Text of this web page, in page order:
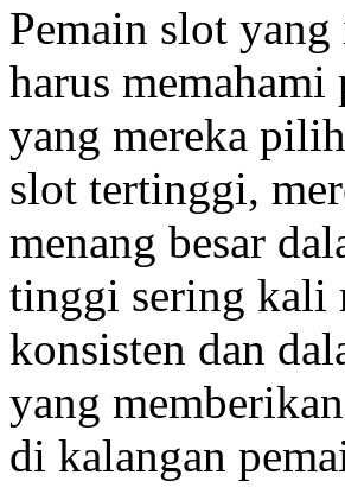
Pemain slot
harus
yang mereka
slot tertinggi,
menang besar
tinggi sering kali
konsisten dan
yang
di kalangan